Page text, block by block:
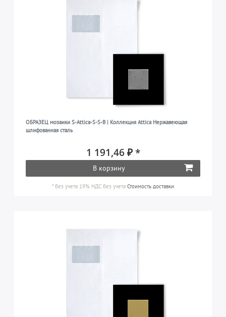
ОБРАЗЕЦ мозаики S-Attica-S-S-B | Коллекция Attica Нержавеющая
шлифованная сталь
1 191,46 ₽ *
В корзину
*без учета 19% НДС без учета Стоимость доставки